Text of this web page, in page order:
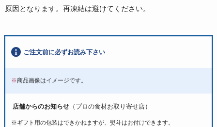
原因となります。再凍結は避けてください。
ご注文前に必ずお読み下さい
※商品画像はイメージです。
店舗からのお知らせ （プロの食材お取り寄せ店）
※ギフト用の包装はできかねますが、熨斗はお付けできます。